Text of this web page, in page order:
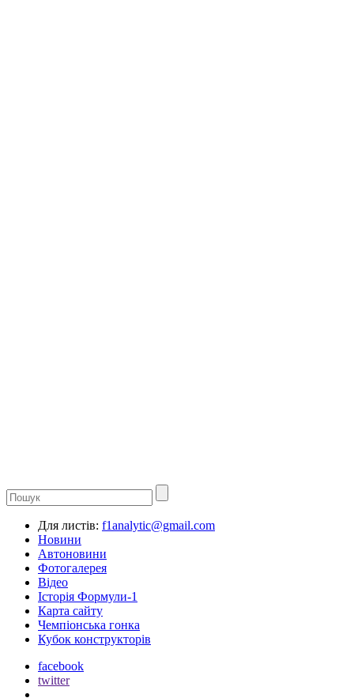
Для листів: f1analytic@gmail.com
Новини
Автоновини
Фотогалерея
Відео
Історія Формули-1
Карта сайту
Чемпіонська гонка
Кубок конструкторів
facebook
twitter